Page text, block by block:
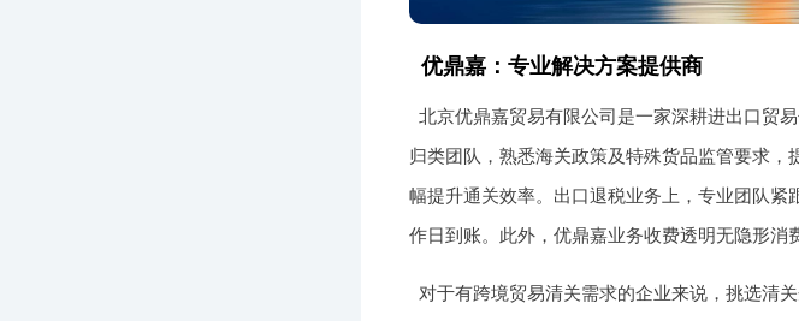
优鼎嘉：专业解决方案提供商
北京优鼎嘉贸易有限公司是一家深耕进出口贸
归类团队，熟悉海关政策及特殊货品监管要求
幅提升通关效率。出口退税业务上，专业团队紧
作日到账。此外，优鼎嘉业务收费透明无隐形消
对于有跨境贸易清关需求的企业来说，挑选清